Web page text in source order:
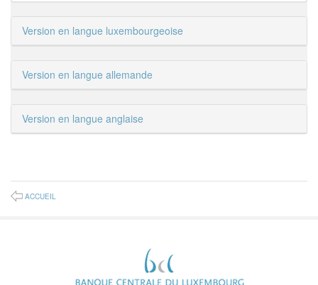
Version en langue luxembourgeoise
Version en langue allemande
Version en langue anglaise
ACCUEIL